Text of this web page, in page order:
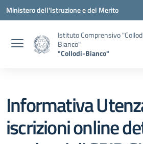
Vai ai contenuti
Vai al menu di navigazione
Vai al footer
Ministero dell'Istruzione e del Merito
Istituto Comprensivo
Bianco"
"Collodi-Bianco"
Informativa
iscrizioni online